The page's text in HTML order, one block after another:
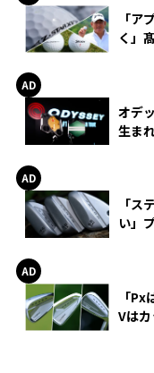
「ア
く」
オデ
生ま
「ス
い」
「
Vは